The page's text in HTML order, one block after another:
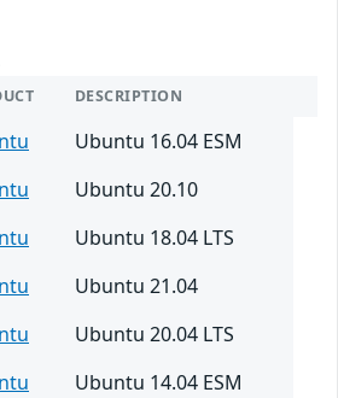
DESCRIPTION
Ubuntu 16.04 ESM
Ubuntu 20.10
Ubuntu 18.04 LTS
Ubuntu 21.04
Ubuntu 20.04 LTS
Ubuntu 14.04 ESM